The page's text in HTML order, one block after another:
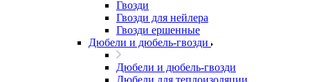
Гвозди
Гвозди для нейлера
Гвозди ершенные
Дюбели и дюбель-гвозди
Дюбели и дюбель-гвозди
Дюбели для теплоизоляции